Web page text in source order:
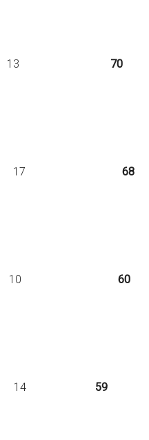
17 - 13 70
13 17 17 68
14 10 60
13 14 59